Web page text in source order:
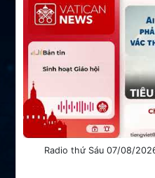
Radio thứ Sáu 07/08/